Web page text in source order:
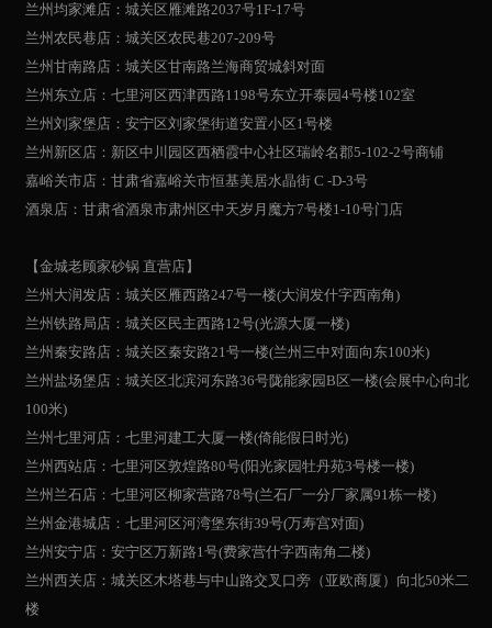
兰州均家滩店：城关区雁滩路2037号1F-17号
兰州农民巷店：城关区农民巷207-209号
兰州甘南路店：城关区甘南路兰海商贸城斜对面
兰州东立店：七里河区西津西路1198号东立开泰园4号楼102室
兰州刘家堡店：安宁区刘家堡街道安置小区1号楼
兰州新区店：新区中川园区西栖霞中心社区瑞岭名郡5-102-2号商铺
嘉峪关市店：甘肃省嘉峪关市恒基美居水晶街 C -D-3号
酒泉店：甘肃省酒泉市肃州区中天岁月魔方7号楼1-10号门店
【金城老顾家砂锅 直营店】
兰州大润发店：城关区雁西路247号一楼(大润发什字西南角)
兰州铁路局店：城关区民主西路12号(光源大厦一楼)
兰州秦安路店：城关区秦安路21号一楼(兰州三中对面向东100米)
兰州盐场堡店：城关区北滨河东路36号陇能家园B区一楼(会展中心向北
100米)
兰州七里河店：七里河建工大厦一楼(倚能假日时光)
兰州西站店：七里河区敦煌路80号(阳光家园牡丹苑3号楼一楼)
兰州兰石店：七里河区柳家营路78号(兰石厂一分厂家属91栋一楼)
兰州金港城店：七里河区河湾堡东街39号(万寿宫对面)
兰州安宁店：安宁区万新路1号(费家营什字西南角二楼)
兰州西关店：城关区木塔巷与中山路交叉口旁（亚欧商厦）向北50米二
楼